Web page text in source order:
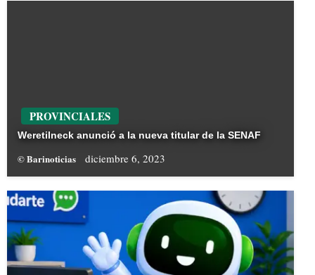
PROVINCIALES
Weretilneck anunció a la nueva titular de la SENAF
© Barinoticias diciembre 6, 2023